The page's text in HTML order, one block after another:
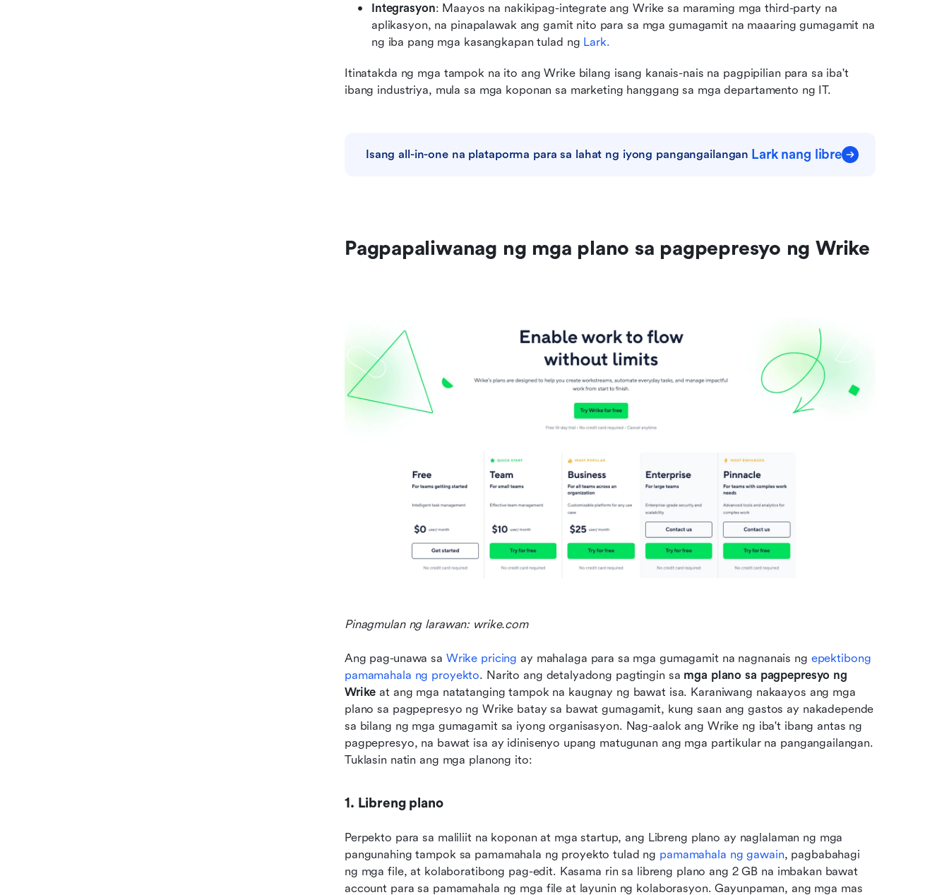
Integrasyon: Maayos na nakikipag-integrate ang Wrike sa maraming mga third-party na
aplikasyon, na pinapalawak ang gamit nito para sa mga gumagamit na maaaring gumagamit na
ng iba pang mga kasangkapan tulad ng Lark.
Itinatakda ng mga tampok na ito ang Wrike bilang isang kanais-nais na pagpipilian para sa iba't
ibang industriya, mula sa mga koponan sa marketing hanggang sa mga departamento ng IT.
Isang all-in-one na plataporma para sa lahat ng iyong pangangailangan Lark nang libre
Pagpapaliwanag ng mga plano sa pagpepresyo ng Wrike
Pinagmulan ng larawan: wrike.com
Ang pag-unawa sa Wrike pricing ay mahalaga para sa mga gumagamit na nagnanais ng epektibong
pamamahala ng proyekto. Narito ang detalyadong pagtingin sa mga plano sa pagpepresyo ng
Wrike at ang mga natatanging tampok na kaugnay ng bawat isa. Karaniwang nakaayos ang mga
plano sa pagpepresyo ng Wrike batay sa bawat gumagamit, kung saan ang gastos ay nakadepende
sa bilang ng mga gumagamit sa iyong organisasyon. Nag-aalok ang Wrike ng iba't ibang antas ng
pagpepresyo, na bawat isa ay idinisenyo upang matugunan ang mga partikular na pangangailangan.
Tuklasin natin ang mga planong ito:
1. Libreng plano
Perpekto para sa maliliit na koponan at mga startup, ang Libreng plano ay naglalaman ng mga
pangunahing tampok sa pamamahala ng proyekto tulad ng pamamahala ng gawain, pagbabahagi
ng mga file, at kolaboratibong pag-edit. Kasama rin sa libreng plano ang 2 GB na imbakan bawat
account para sa pamamahala ng mga file at layunin ng kolaborasyon. Gayunpaman, ang mga mas